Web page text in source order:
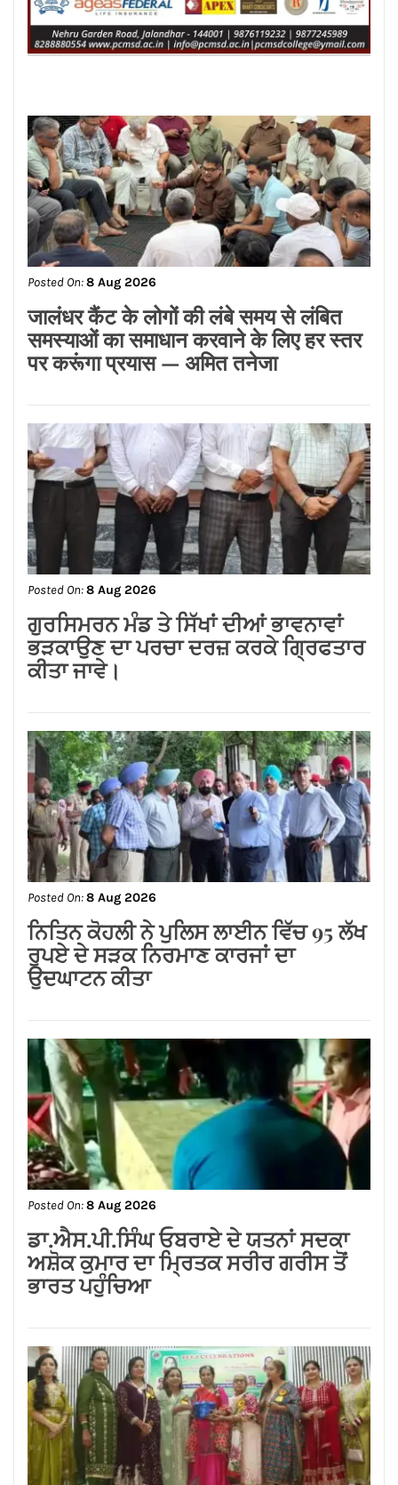
Posted On: 8 Aug 2026
जालंधर कैंट के लोगों की लंबे समय से लंबित
समस्याओं का समाधान करवाने के लिए हर स्तर
पर करूंगा प्रयास — अमित तनेजा
Posted On:8 Aug 2026
ਗੁਰਸਿਮਰਨ ਮੰਡ ਤੇ ਸਿੱਖਾਂ ਦੀਆਂ ਭਾਵਨਾਵਾਂ
ਭੜਕਾਉਣ ਦਾ ਪਰਚਾ ਦਰਜ਼ ਕਰਕੇ ਗ੍ਰਿਫਤਾਰ
ਕੀਤਾ ਜਾਵੇ।
Posted On:8 Aug 2026
ਨਿਤਿਨ ਕੋਹਲੀ ਨੇ ਪੁਲਿਸ ਲਾਈਨ ਵਿੱਚ 95 ਲੱਖ
ਰੁਪਏ ਦੇ ਸੜਕ ਨਿਰਮਾਣ ਕਾਰਜਾਂ ਦਾ
ਉਦਘਾਟਨ ਕੀਤਾ
Posted On:8 Aug 2026
ਡਾ.ਐਸ.ਪੀ.ਸਿੰਘ ਓਬਰਾਏ ਦੇ ਯਤਨਾਂ ਸਦਕਾ
ਅਸ਼ੋਕ ਕੁਮਾਰ ਦਾ ਮ੍ਰਿਤਕ ਸਰੀਰ ਗਰੀਸ ਤੋਂ